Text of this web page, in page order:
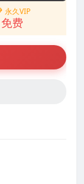
永久VIP
免费